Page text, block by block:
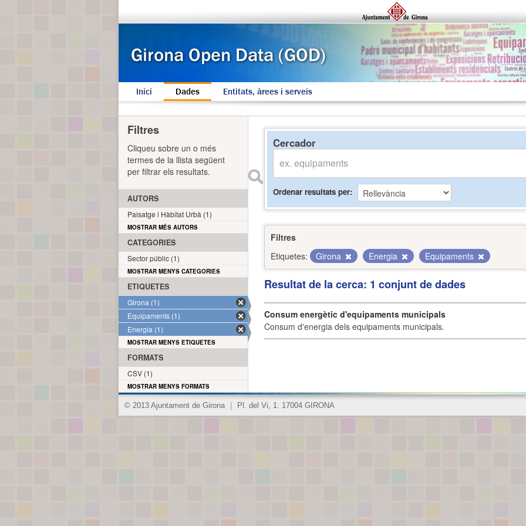
Inici Dades Entitats, àrees i serveis
Cercador
Ordenar resultats per
Filtres
Etiquetes:
Girona Energia Equipaments
Resultat de la cerca: 1 conjunt de dades
Consum energètic d'equipaments municipals
Consum d'energia dels equipaments municipals.
Filtres
Cliqueu sobre un o més
termes de la llista següent
per filtrar els resultats.
AUTORS
Paisatge i Hàbitat Urbà (1)
MOSTRAR MÉS AUTORS
CATEGORIES
Sector públic (1)
MOSTRAR MENYS CATEGORIES
ETIQUETES
Girona (1)
Equipaments (1)
Energia (1)
MOSTRAR MENYS ETIQUETES
FORMATS
CSV (1)
MOSTRAR MENYS FORMATS
© 2013 Ajuntament de Girona Pl. del Vi, 1. 17004 GIRONA